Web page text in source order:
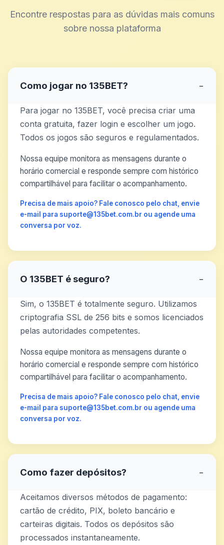
Encontre respostas para as dúvidas mais comuns
sobre nossa plataforma
Como jogar no 135BET? −
Para jogar no 135BET, você precisa criar uma
conta gratuita, fazer login e escolher um jogo.
Todos os jogos são seguros e regulamentados.
Nossa equipe monitora as mensagens durante o
horário comercial e responde sempre com histórico
compartilhável para facilitar o acompanhamento.
Precisa de mais apoio? Fale conosco pelo chat, envie
e-mail para suporte@135bet.com.br ou agende uma
conversa por voz.
O 135BET é seguro? −
Sim, o 135BET é totalmente seguro. Utilizamos
criptografia SSL de 256 bits e somos licenciados
pelas autoridades competentes.
Nossa equipe monitora as mensagens durante o
horário comercial e responde sempre com histórico
compartilhável para facilitar o acompanhamento.
Precisa de mais apoio? Fale conosco pelo chat, envie
e-mail para suporte@135bet.com.br ou agende uma
conversa por voz.
Como fazer depósitos? −
Aceitamos diversos métodos de pagamento:
cartão de crédito, PIX, boleto bancário e
carteiras digitais. Todos os depósitos são
processados instantaneamente.